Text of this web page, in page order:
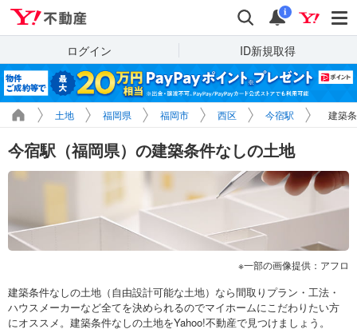
検索 通知
i
ログイン ID新規取得
土地 福岡県 福岡市 西区 今宿駅 建築
今宿駅（福岡県）の建築条件なしの土地
一部の画像提供：アフロ
建築条件なしの土地（自由設計可能な土地）なら間取りプラン・工法・
ハウスメーカーなど全てを決められるのでマイホームにこだわりたい方
にオススメ。建築条件なしの土地をYahoo!不動産で見つけましょう。